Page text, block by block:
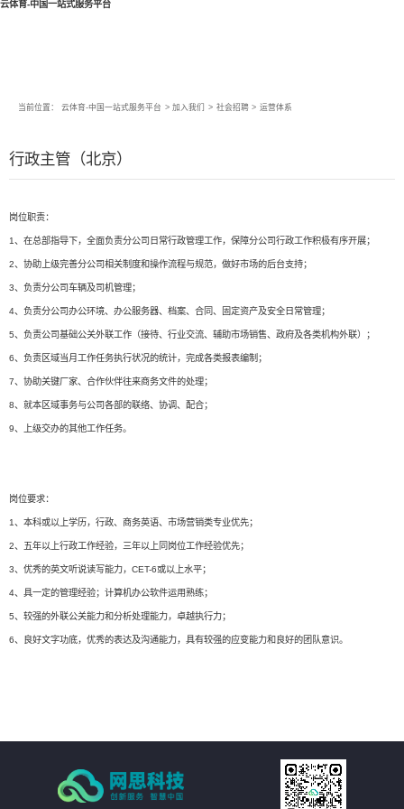
云体育-中国一站式服务平台
当前位置： 云体育-中国一站式服务平台 > 加入我们 > 社会招聘 > 运营体系
行政主管（北京）
岗位职责：
1、在总部指导下，全面负责分公司日常行政管理工作，保障分公司行政工作积极有序开展；
2、协助上级完善分公司相关制度和操作流程与规范，做好市场的后台支持；
3、负责分公司车辆及司机管理；
4、负责分公司办公环境、办公服务器、档案、合同、固定资产及安全日常管理；
5、负责公司基础公关外联工作（接待、行业交流、辅助市场销售、政府及各类机构外联）；
6、负责区域当月工作任务执行状况的统计，完成各类报表编制；
7、协助关键厂家、合作伙伴往来商务文件的处理；
8、就本区域事务与公司各部的联络、协调、配合；
9、上级交办的其他工作任务。
岗位要求：
1、本科或以上学历，行政、商务英语、市场营销类专业优先；
2、五年以上行政工作经验，三年以上同岗位工作经验优先；
3、优秀的英文听说读写能力，CET-6或以上水平；
4、具一定的管理经验；计算机办公软件运用熟练；
5、较强的外联公关能力和分析处理能力，卓越执行力；
6、良好文字功底，优秀的表达及沟通能力，具有较强的应变能力和良好的团队意识。